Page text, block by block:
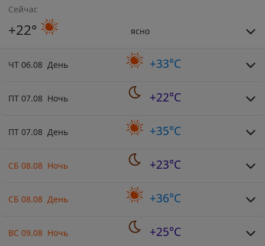
Сейчас
+22° ясно
ЧТ 06.08 День +33°C
ПТ 07.08 Ночь +22°C
ПТ 07.08 День +35°C
СБ 08.08 Ночь +23°C
СБ 08.08 День +36°C
ВС 09.08 Ночь +25°C